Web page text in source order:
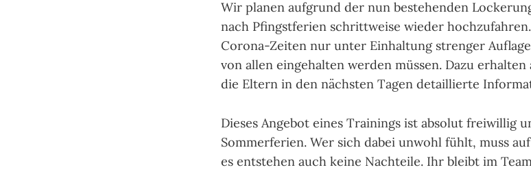
Wir planen aufgrund der nun bestehenden
nach Pfingstferien schrittweise wieder
Corona-Zeiten nur unter Einhaltung strenger
von allen eingehalten werden müssen. Dazu
die Eltern in den nächsten Tagen detaillierte
Dieses Angebot eines Trainings ist absolut freiwillig
Sommerferien. Wer sich dabei unwohl fühlt, muss
es entstehen auch keine Nachteile. Ihr bleibt im